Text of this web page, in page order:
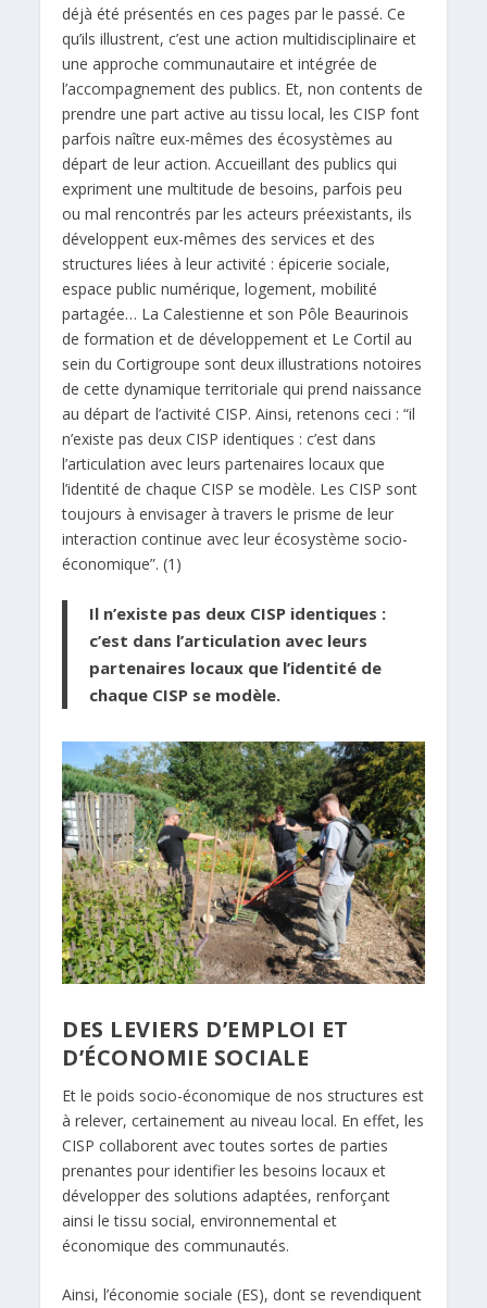
déjà été présentés en ces pages par le passé. Ce
qu’ils illustrent, c’est une action multidisciplinaire et
une approche communautaire et intégrée de
l’accompagnement des publics. Et, non contents de
prendre une part active au tissu local, les CISP font
parfois naître eux-mêmes des écosystèmes au
départ de leur action. Accueillant des publics qui
expriment une multitude de besoins, parfois peu
ou mal rencontrés par les acteurs préexistants, ils
développent eux-mêmes des services et des
structures liées à leur activité : épicerie sociale,
espace public numérique, logement, mobilité
partagée… La Calestienne et son Pôle Beaurinois
de formation et de développement et Le Cortil au
sein du Cortigroupe sont deux illustrations notoires
de cette dynamique territoriale qui prend naissance
au départ de l’activité CISP. Ainsi, retenons ceci : “il
n’existe pas deux CISP identiques : c’est dans
l’articulation avec leurs partenaires locaux que
l’identité de chaque CISP se modèle. Les CISP sont
toujours à envisager à travers le prisme de leur
interaction continue avec leur écosystème socio-
économique”. (1)
Il n’existe pas deux CISP identiques :
c’est dans l’articulation avec leurs
partenaires locaux que l’identité de
chaque CISP se modèle.
DES LEVIERS D’EMPLOI ET
D’ÉCONOMIE SOCIALE
Et le poids socio-économique de nos structures est
à relever, certainement au niveau local. En effet, les
CISP collaborent avec toutes sortes de parties
prenantes pour identifier les besoins locaux et
développer des solutions adaptées, renforçant
ainsi le tissu social, environnemental et
économique des communautés.
Ainsi, l’économie sociale (ES), dont se revendiquent